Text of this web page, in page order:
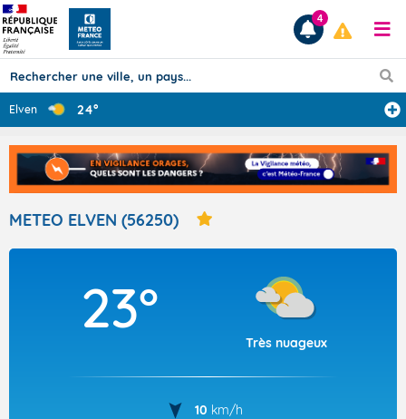
Prévisions
TOUS LES RÉSULTATS
Articles
4
Elven 24°
METEO ELVEN (56250)
23°
Très nuageux
10 km/h